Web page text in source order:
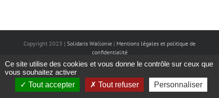
Copyright 2023 | Solidaris Wallonie | Mentions légales et politique de
confidentialité
Ce site utilise des cookies et vous donne le contrôle sur ceux que
vous souhaitez activer
Tout accepter
Tout refuser Personnaliser